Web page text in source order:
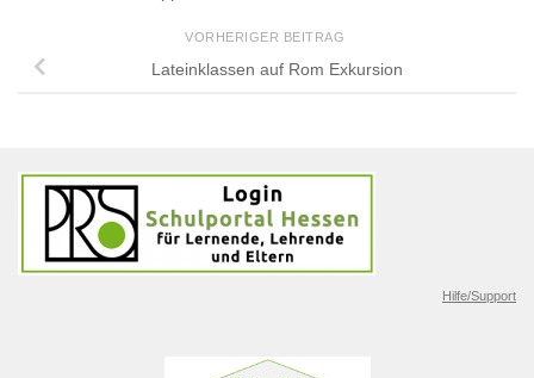
VORHERIGER BEITRAG
Lateinklassen auf Rom Exkursion
Hilfe/Support